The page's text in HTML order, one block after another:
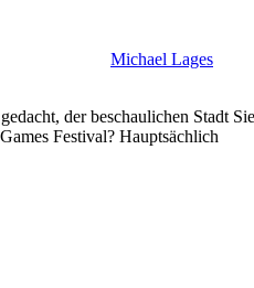
Michael Lages
der beschaulichen
Festival? Hauptsächlich